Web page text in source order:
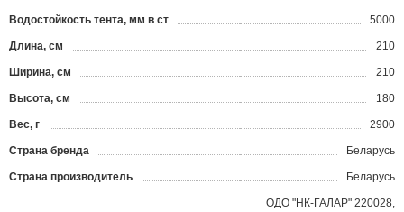
Водостойкость тента, мм в ст 5000
Длина, см 210
Ширина, см 210
Высота, см 180
Вес, г 2900
Страна бренда Беларусь
Страна производитель Беларусь
ОДО "НК-ГАЛАР" 220028,